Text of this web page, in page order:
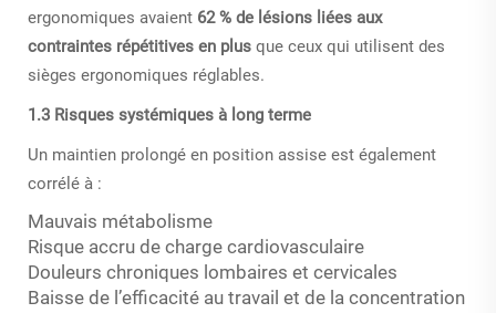
ergonomiques avaient 62 % de lésions liées aux
contraintes répétitives en plus que ceux qui utilisent des
sièges ergonomiques réglables.
1.3 Risques systémiques à long terme
Un maintien prolongé en position assise est également
corrélé à :
Mauvais métabolisme
Risque accru de charge cardiovasculaire
Douleurs chroniques lombaires et cervicales
Baisse de l’efficacité au travail et de la concentration